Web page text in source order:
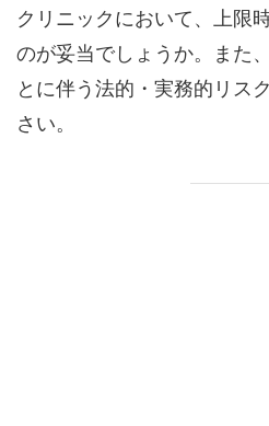
クリニックにおいて、上限
のが妥当でしょうか。また
とに伴う法的・実務的リス
さい。